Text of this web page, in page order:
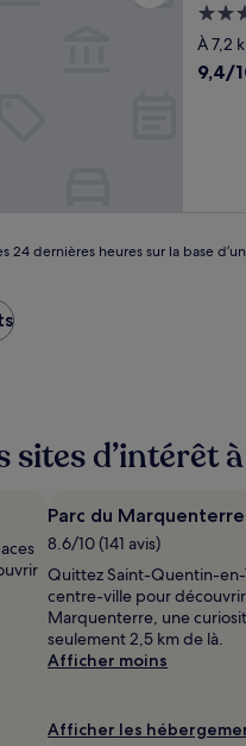
3.0
À 7,2
9.4
9,4/
24 dernières heures sur la base
sites d’intérêt
Parc du Marquenterre
8.6/10 (141 avis)
Quittez Saint-Quentin-
centre-ville pour
Marquenterre, une
seulement 2,5 km de là.
Afficher moins
Afficher les